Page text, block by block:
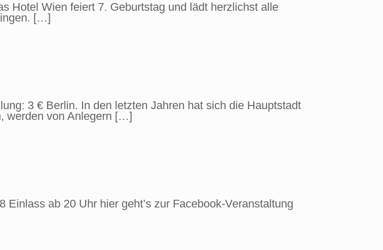
Hotel Wien feiert 7. Geburtstag und lädt herzlichst alle
[…]
3 € Berlin. In den letzten Jahren hat sich die Hauptstadt
werden von Anlegern […]
ab 20 Uhr hier geht’s zur Facebook-Veranstaltung